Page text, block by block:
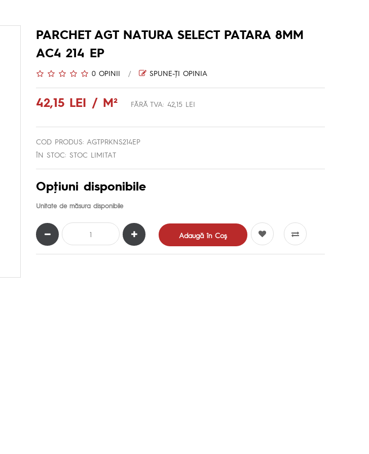
PARCHET AGT NATURA SELECT PATARA 8MM
AC4 214 EP
0 OPINII / SPUNE-ŢI OPINIA
42,15 LEI / M² FĂRĂ TVA: 42,15 LEI
COD PRODUS: AGTPRKNS214EP
ÎN STOC: STOC LIMITAT
Opţiuni disponibile
Unitate de măsura disponibile
Adaugă în Coş